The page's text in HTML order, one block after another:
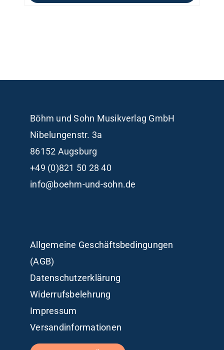
Böhm und Sohn Musikverlag GmbH
Nibelungenstr. 3a
86152 Augsburg
+49 (0)821 50 28 40
info@boehm-und-sohn.de
Allgemeine Geschäftsbedingungen
(AGB)
Datenschutzerklärung
Widerrufsbelehrung
Impressum
Versandinformationen